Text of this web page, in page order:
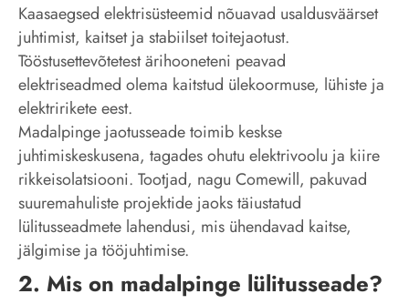
Kaasaegsed elektrisüsteemid nõuavad usaldusväärset
juhtimist, kaitset ja stabiilset toitejaotust.
Tööstusettevõtetest ärihooneteni peavad
elektriseadmed olema kaitstud ülekoormuse, lühiste ja
elektririkete eest.
Madalpinge jaotusseade toimib keskse
juhtimiskeskusena, tagades ohutu elektrivoolu ja kiire
rikkeisolatsiooni. Tootjad, nagu Comewill, pakuvad
suuremahuliste projektide jaoks täiustatud
lülitusseadmete lahendusi, mis ühendavad kaitse,
jälgimise ja tööjuhtimise.
2. Mis on madalpinge lülitusseade?